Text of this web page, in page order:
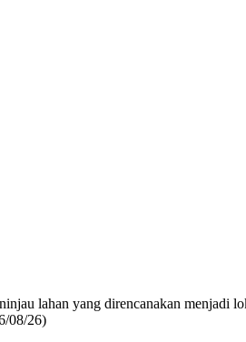
lahan yang direncanakan menjadi
08/26)